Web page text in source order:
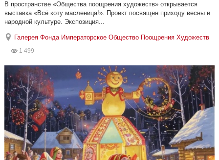
В пространстве «Общества поощрения художеств» открывается
выставка «Всё коту масленица!». Проект посвящен приходу весны и
народной культуре. Экспозиция...
Галерея Фонда Императорское Общество Поощрения Художеств
1 499